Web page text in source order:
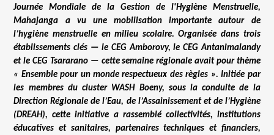
Journée Mondiale de la Gestion de l'Hygiène Menstruelle,
Mahajanga a vu une mobilisation importante autour de
l’hygiène menstruelle en milieu scolaire. Organisée dans trois
établissements clés — le CEG Amborovy, le CEG Antanimalandy
et le CEG Tsararano — cette semaine régionale avait pour thème
« Ensemble pour un monde respectueux des règles ». Initiée par
les membres du cluster WASH Boeny, sous la conduite de la
Direction Régionale de l’Eau, de l’Assainissement et de l’Hygiène
(DREAH), cette initiative a rassemblé collectivités, institutions
éducatives et sanitaires, partenaires techniques et financiers,